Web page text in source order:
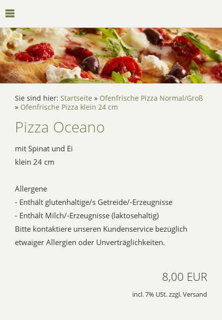
Sie sind hier: Startseite » Ofenfrische Pizza Normal/Groß
» Ofenfrische Pizza klein 24 cm
Pizza Oceano
mit Spinat und Ei
klein 24 cm
Allergene
- Enthält glutenhaltige/s Getreide/-Erzeugnisse
- Enthält Milch/-Erzeugnisse (laktosehaltig)
Bitte kontaktiere unseren Kundenservice bezüglich
etwaiger Allergien oder Unverträglichkeiten.
8,00 EUR
incl. 7% USt. zzgl. Versand